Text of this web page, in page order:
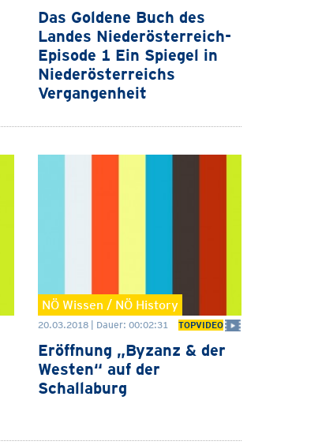
Das Goldene Buch des
Landes Niederösterreich-
Episode 1 Ein Spiegel in
Niederösterreichs
Vergangenheit
NÖ Wissen / NÖ History
20.03.2018 | Dauer: 00:02:31 TOPVIDEO
Eröffnung „Byzanz & der
Westen“ auf der
Schallaburg